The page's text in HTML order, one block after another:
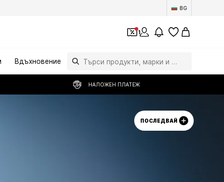
BG
1
Вдъхновение
НАЛОЖЕН ПЛАТЕЖ
ПОСЛЕДВАЙ